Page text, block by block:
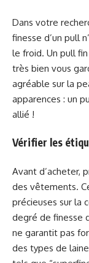
Dans votre
finesse d’un pull
le froid. Un pull
très bien vous
agréable sur la
apparences : un
allié !
Vérifier les
Avant d’acheter,
des vêtements.
précieuses sur la
degré de finesse
ne garantit pas
des types de